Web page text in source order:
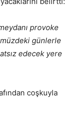
provoke
günlerle
edecek yere
coşkuyla